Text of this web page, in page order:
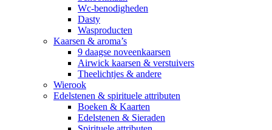
Wc-benodigheden
Dasty
Wasproducten
Kaarsen & aroma’s
9 daagse noveenkaarsen
Airwick kaarsen & verstuivers
Theelichtjes & andere
Wierook
Edelstenen & spirituele attributen
Boeken & Kaarten
Edelstenen & Sieraden